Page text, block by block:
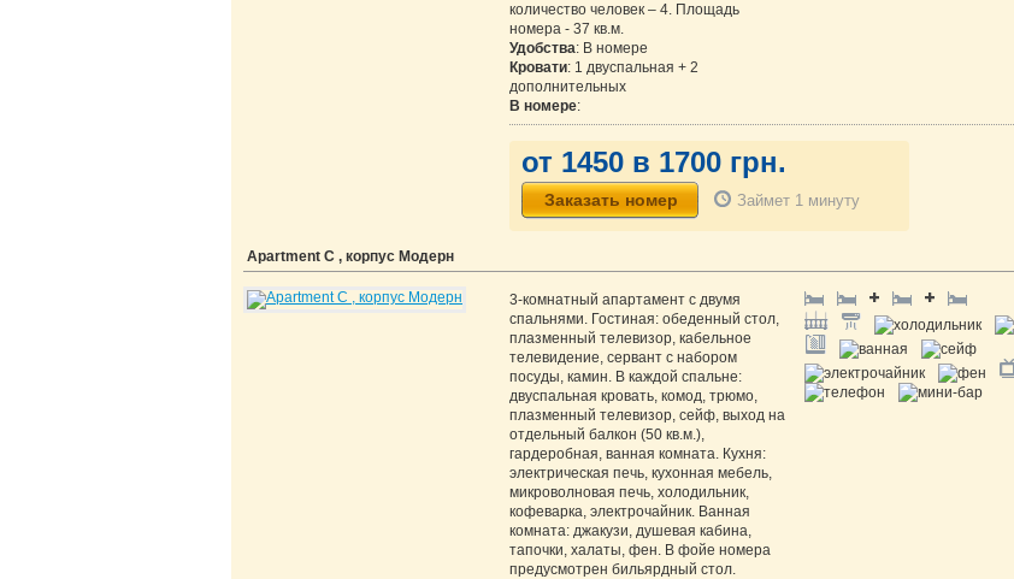
количество человек – 4. Площадь
номера - 37 кв.м.
Удобства: В номере
Кровати: 1 двуспальная + 2
дополнительных
В номере:
от 1450 в 1700 грн.
Займет 1 минуту
Apartment С , корпус Модерн
3-комнатный апартамент с двумя
спальнями. Гостиная: обеденный стол,
плазменный телевизор, кабельное
телевидение, сервант с набором
посуды, камин. В каждой спальне:
двуспальная кровать, комод, трюмо,
плазменный телевизор, сейф, выход на
отдельный балкон (50 кв.м.),
гардеробная, ванная комната. Кухня:
электрическая печь, кухонная мебель,
микроволновая печь, холодильник,
кофеварка, электрочайник. Ванная
комната: джакузи, душевая кабина,
тапочки, халаты, фен. В фойе номера
предусмотрен бильярдный стол.